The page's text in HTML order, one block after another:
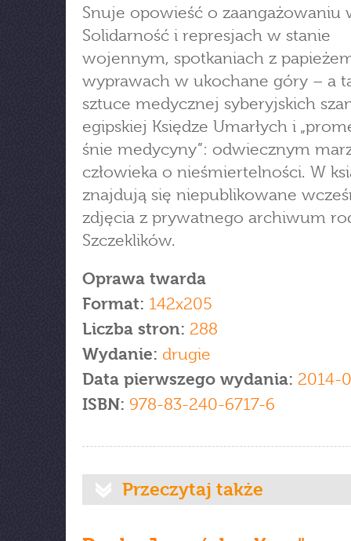
Snuje opowieść o zaangażowaniu
Solidarność i represjach w stanie
wojennym, spotkaniach z
wyprawach w ukochane góry – a
sztuce medycznej syberyjskich
egipskiej Księdze Umarłych i
śnie medycyny”: odwiecznym
człowieka o nieśmiertelności. W
znajdują się niepublikowane
zdjęcia z prywatnego archiwum
Szczeklików.
Oprawa twarda
Format: 142x205
Liczba stron: 288
Wydanie: drugie
Data pierwszego wydania: 2014-
ISBN: 978-83-240-6717-6
Przeczytaj także